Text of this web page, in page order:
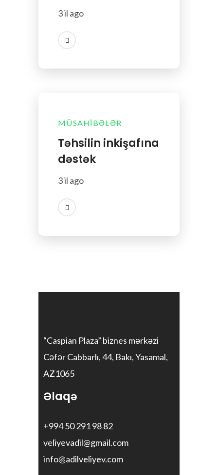
3 il ago
MÜSAHIBƏLƏR
Təhsilin inkişafına
dəstək
3 il ago
“Caspian Plaza” biznes mərkəzi
Cəfər Cabbarlı, 44, Bakı, Yasamal,
AZ1065
Əlaqə
+994 50 291 98 82
veliyevadil@gmail.com
info@adilveliyev.com